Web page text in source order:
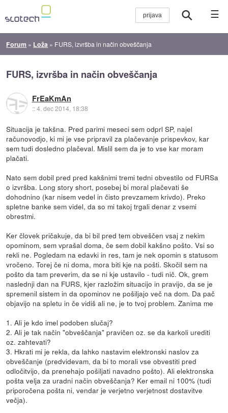
☰
Forum » Loža » FURS, izvršba in način obveščanja
FURS, izvršba in način obveščanja
FrEaKmAn
::4. dec 2014, 18:38
Situacija je takšna. Pred parimi meseci sem odprl SP, najel
računovodjo, ki mi je vse pripravil za plačevanje prispevkov, kar
sem tudi dosledno plačeval. Mislil sem da je to vse kar moram
plačati.
Nato sem dobil pred pred kakšnimi tremi tedni obvestilo od FURSa
o izvršba. Long story short, posebej bi moral plačevati še
dohodnino (kar nisem vedel in čisto prevzamem krivdo). Preko
spletne banke sem videl, da so mi takoj trgali denar z vsemi
obrestmi.
Ker človek pričakuje, da bi bil pred tem obveščen vsaj z nekim
opominom, sem vprašal doma, če sem dobil kakšno pošto. Vsi so
rekli ne. Pogledam na edavki in res, tam je nek opomin s statusom
vročeno. Torej če ni doma, mora biti kje na pošti. Skočil sem na
pošto da tam preverim, da se ni kje ustavilo - tudi nič. Ok, grem
naslednji dan na FURS, kjer razložim situacijo in pravijo, da se je
spremenil sistem in da opominov ne pošiljajo več na dom. Da pač
objavijo na spletu in če vidiš ali ne, je to tvoj problem. Zanima me
1. Ali je kdo imel podoben slučaj?
2. Ali je tak način "obveščanja" pravičen oz. se da karkoli urediti
oz. zahtevati?
3. Hkrati mi je rekla, da lahko nastavim elektronski naslov za
obveščanje (predvidevam, da bi to morali vse obvestiti pred
odločitvijo, da prenehajo pošiljati navadno pošto). Ali elektronska
pošta velja za uradni način obveščanja? Ker email ni 100% (tudi
priporočena pošta ni, vendar je verjetno verjetnost dostavitve
večja).